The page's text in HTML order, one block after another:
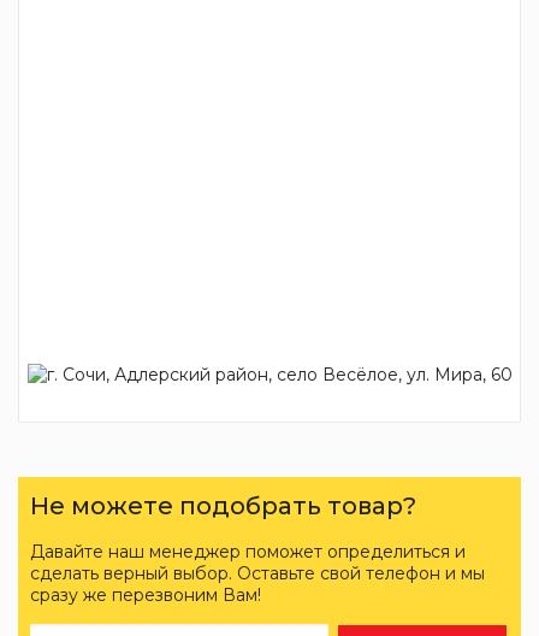
Не можете подобрать товар?
Давайте наш менеджер поможет определиться и
сделать верный выбор. Оставьте свой телефон и мы
сразу же перезвоним Вам!